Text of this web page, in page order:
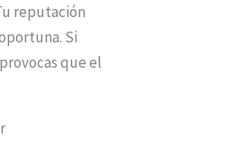
reputación
Si
que el